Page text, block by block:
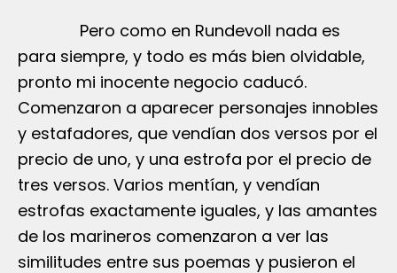
Pero como en Rundevoll nada es
para siempre, y todo es más bien olvidable,
pronto mi inocente negocio caducó.
Comenzaron a aparecer personajes innobles
y estafadores, que vendían dos versos por el
precio de uno, y una estrofa por el precio de
tres versos. Varios mentían, y vendían
estrofas exactamente iguales, y las amantes
de los marineros comenzaron a ver las
similitudes entre sus poemas y pusieron el